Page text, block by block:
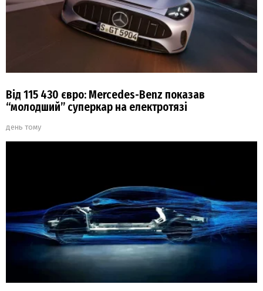
Від 115 430 євро: Mercedes-Benz показав
“молодший” суперкар на електротязі
день тому